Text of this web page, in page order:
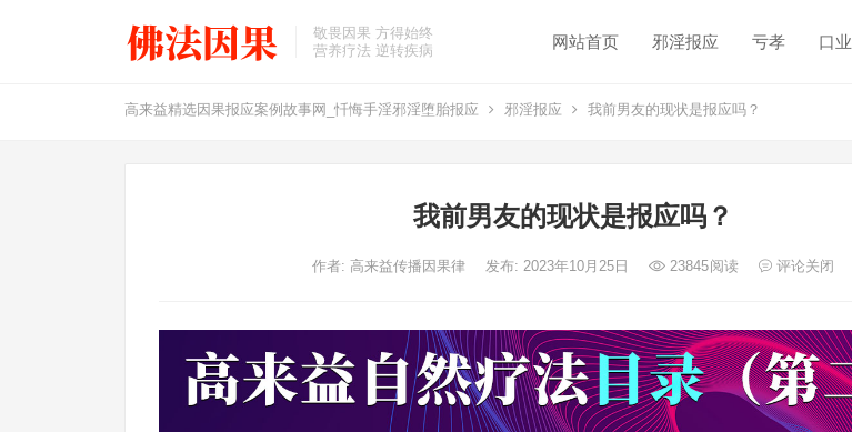
敬畏因果 方得始终
营养疗法 逆转疾病
网站首页 邪淫报应 亏孝 口业
高来益精选因果报应案例故事网_忏悔手淫邪淫堕胎报应 邪淫报应 我前男友的现状是报应吗？
我前男友的现状是报应吗？
作者: 高来益传播因果律 发布: 2023年10月25日 23845阅读 评论关闭